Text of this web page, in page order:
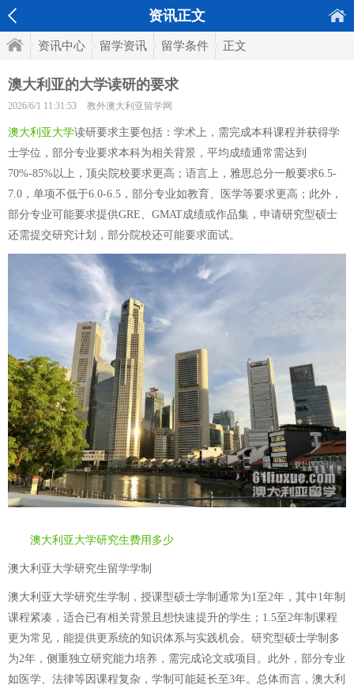
资讯正文
资讯中心 留学资讯 留学条件 正文
澳大利亚的大学读研的要求
2026/6/1 11:31:53 教外澳大利亚留学网
澳大利亚大学读研要求主要包括：学术上，需完成本科课程并获得学
士学位，部分专业要求本科为相关背景，平均成绩通常需达到
70%-85%以上，顶尖院校要求更高；语言上，雅思总分一般要求6.5-
7.0，单项不低于6.0-6.5，部分专业如教育、医学等要求更高；此外，
部分专业可能要求提供GRE、GMAT成绩或作品集，申请研究型硕士
还需提交研究计划，部分院校还可能要求面试。
澳大利亚大学研究生费用多少
澳大利亚大学研究生留学学制
澳大利亚大学研究生学制，授课型硕士学制通常为1至2年，其中1年制
课程紧凑，适合已有相关背景且想快速提升的学生；1.5至2年制课程
更为常见，能提供更系统的知识体系与实践机会。研究型硕士学制多
为2年，侧重独立研究能力培养，需完成论文或项目。此外，部分专业
如医学、法律等因课程复杂，学制可能延长至3年。总体而言，澳大利